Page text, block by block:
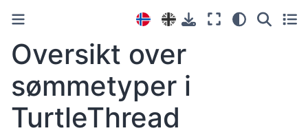
Oversikt over
sømmetyper i
TurtleThread